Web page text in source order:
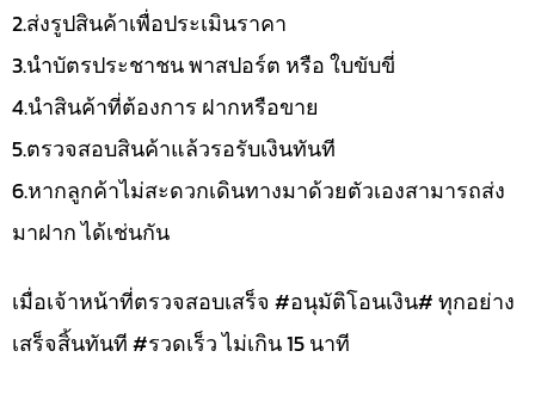
2.ส่งรูปสินค้าเพื่อประเมินราคา
3.นำบัตรประชาชน พาสปอร์ต หรือ ใบขับขี่
4.นำสินค้าที่ต้องการ ฝากหรือขาย
5.ตรวจสอบสินค้าแล้วรอรับเงินทันที
6.หากลูกค้าไม่สะดวกเดินทางมาด้วยตัวเองสามารถส่ง
มาฝาก ได้เช่นกัน
เมื่อเจ้าหน้าที่ตรวจสอบเสร็จ #อนุมัติโอนเงิน# ทุกอย่าง
เสร็จสิ้นทันที #รวดเร็ว ไม่เกิน 15 นาที